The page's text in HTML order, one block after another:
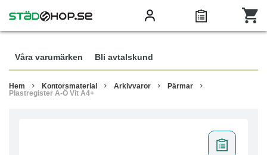
Våra varumärken Bli avtalskund
Hem Kontorsmaterial Arkivvaror
Pärmar
Plastregister A-Ö Vit A4+